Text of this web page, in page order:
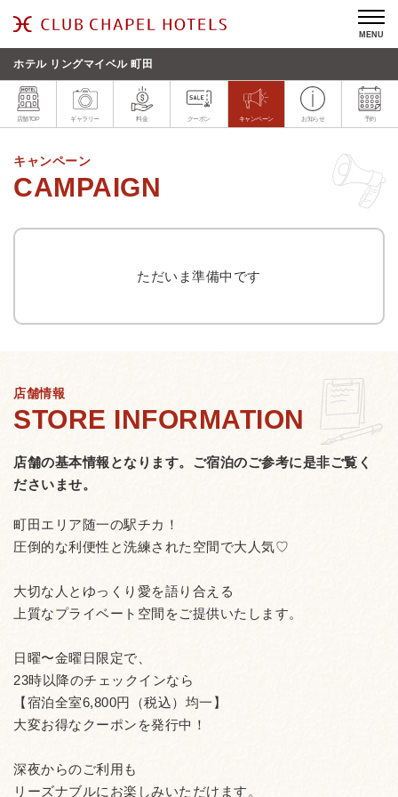
MENU
ホテル リングマイベル 町田
店舗TOP ギャラリー 料金 クーポン キャンペーン お知らせ 予約
キャンペーン
ただいま準備中です
店舗情報
店舗の基本情報となります。 ご宿泊のご参考に是非ご覧く
ださいませ。
町田エリア随一の駅チカ！
圧倒的な利便性と洗練された空間で大人気♡
大切な人とゆっくり愛を語り合える
上質なプライベート空間をご提供いたします。
日曜〜金曜日限定で、
23時以降のチェックインなら
【宿泊全室6,800円（税込）均一】
大変お得なクーポンを発行中！
深夜からのご利用も
リーズナブルにお楽しみいただけます。